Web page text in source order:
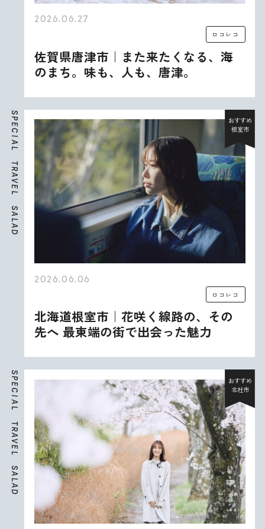
2026.06.27
ロコレコ
佐賀県唐津市｜また来たくなる、海
のまち。味も、人も、唐津。
S
P
E
C
I
A
L
T
R
A
V
E
L
S
A
L
A
D
おすすめ
根室市
2026.06.06
ロコレコ
北海道根室市｜花咲く線路の、その
先へ 最東端の街で出会った魅力
S
P
E
C
I
A
L
T
R
A
V
E
L
S
A
L
A
D
おすすめ
北杜市